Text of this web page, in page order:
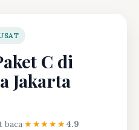
C di
Jakarta
baca·★★★★★4.9